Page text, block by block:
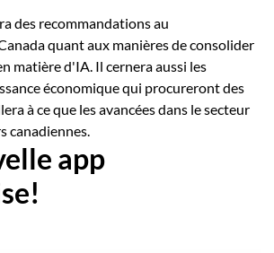
des recommandations au
quant aux manières de consolider
matière d'IA. Il cernera aussi les
économique qui procureront des
à ce que les avancées dans le secteur
canadiennes.
app